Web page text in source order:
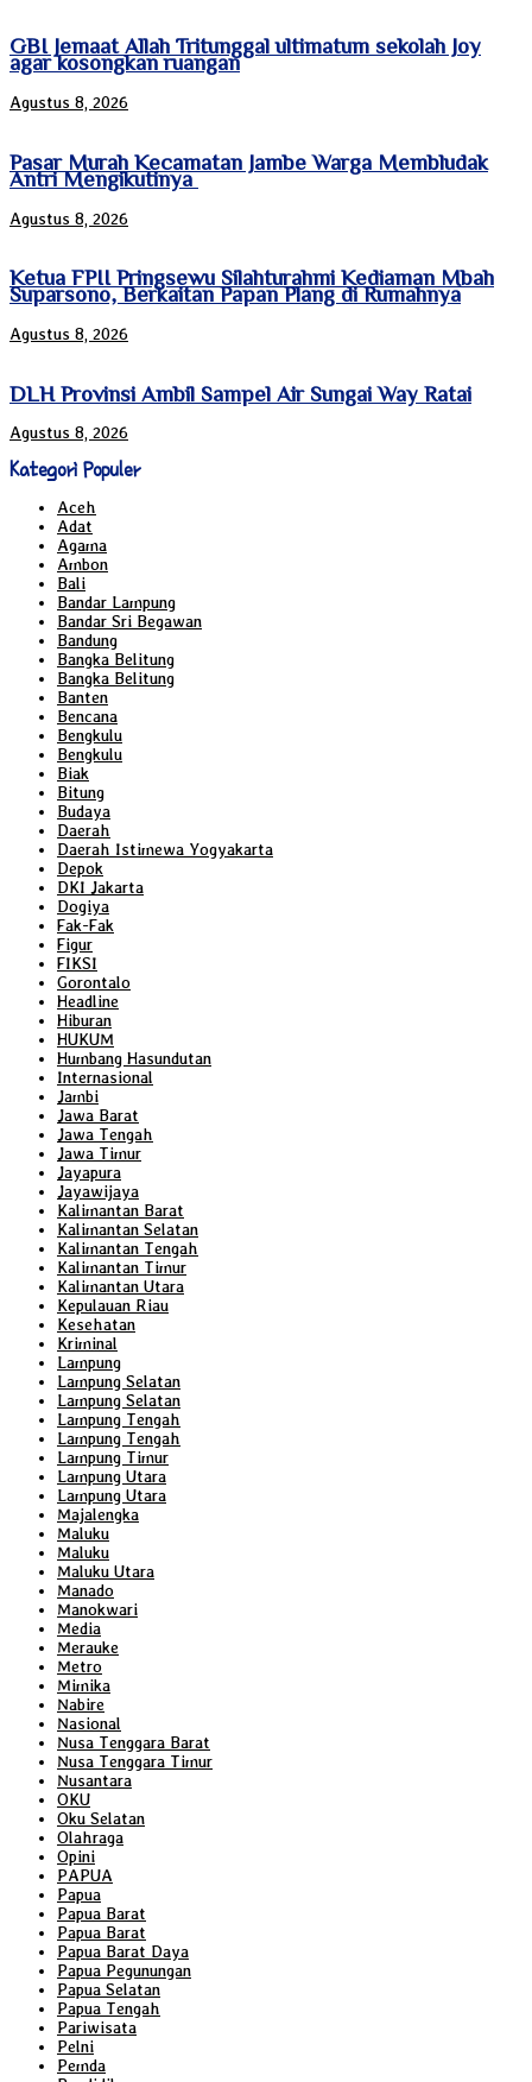
GBI Jemaat Allah Tritunggal ultimatum sekolah Joy
agar kosongkan ruangan
Agustus 8, 2026
Pasar Murah Kecamatan Jambe Warga Membludak
Antri Mengikutinya
Agustus 8, 2026
Ketua FPII Pringsewu Silahturahmi Kediaman Mbah
Suparsono, Berkaitan Papan Plang di Rumahnya
Agustus 8, 2026
DLH Provinsi Ambil Sampel Air Sungai Way Ratai
Agustus 8, 2026
Kategori Populer
Aceh
Adat
Agama
Ambon
Bali
Bandar Lampung
Bandar Sri Begawan
Bandung
Bangka Belitung
Bangka Belitung
Banten
Bencana
Bengkulu
Bengkulu
Biak
Bitung
Budaya
Daerah
Daerah Istimewa Yogyakarta
Depok
DKI Jakarta
Dogiya
Fak-Fak
Figur
FIKSI
Gorontalo
Headline
Hiburan
HUKUM
Humbang Hasundutan
Internasional
Jambi
Jawa Barat
Jawa Tengah
Jawa Timur
Jayapura
Jayawijaya
Kalimantan Barat
Kalimantan Selatan
Kalimantan Tengah
Kalimantan Timur
Kalimantan Utara
Kepulauan Riau
Kesehatan
Kriminal
Lampung
Lampung Selatan
Lampung Selatan
Lampung Tengah
Lampung Tengah
Lampung Timur
Lampung Utara
Lampung Utara
Majalengka
Maluku
Maluku
Maluku Utara
Manado
Manokwari
Media
Merauke
Metro
Mimika
Nabire
Nasional
Nusa Tenggara Barat
Nusa Tenggara Timur
Nusantara
OKU
Oku Selatan
Olahraga
Opini
PAPUA
Papua
Papua Barat
Papua Barat
Papua Barat Daya
Papua Pegunungan
Papua Selatan
Papua Tengah
Pariwisata
Pelni
Pemda